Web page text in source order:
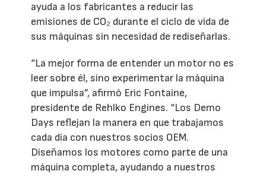
ayuda a los fabricantes a reducir las
emisiones de CO₂ durante el ciclo de vida de
sus máquinas sin necesidad de rediseñarlas.
“La mejor forma de entender un motor no es
leer sobre él, sino experimentar la máquina
que impulsa”, afirmó Eric Fontaine,
presidente de Rehlko Engines. “Los Demo
Days reflejan la manera en que trabajamos
cada día con nuestros socios OEM.
Diseñamos los motores como parte de una
máquina completa, ayudando a nuestros